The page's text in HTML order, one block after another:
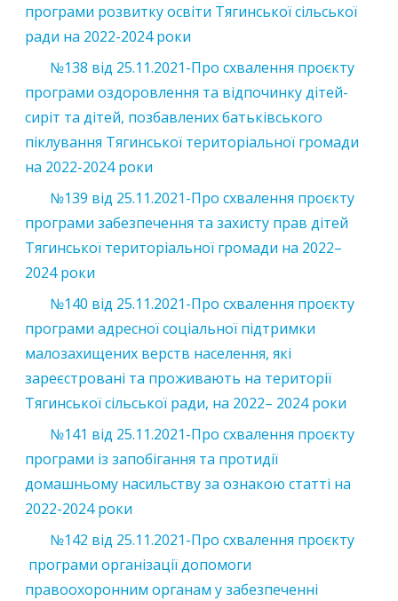
програми розвитку освіти Тягинської сільської
ради на 2022-2024 роки
№138 від 25.11.2021-Про схвалення проєкту
програми оздоровлення та відпочинку дітей-
сиріт та дітей, позбавлених батьківського
піклування Тягинської територіальної громади
на 2022-2024 роки
№139 від 25.11.2021-Про схвалення проєкту
програми забезпечення та захисту прав дітей
Тягинської територіальної громади на 2022–
2024 роки
№140 від 25.11.2021-Про схвалення проєкту
програми адресної соціальної підтримки
малозахищених верств населення, які
зареєстровані та проживають на території
Тягинської сільської ради, на 2022– 2024 роки
№141 від 25.11.2021-Про схвалення проєкту
програми із запобігання та протидії
домашньому насильству за ознакою статті на
2022-2024 роки
№142 від 25.11.2021-Про схвалення проєкту
програми організації допомоги
правоохоронним органам у забезпеченні